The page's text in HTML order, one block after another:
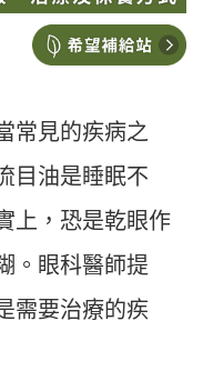
常見的疾病之
目油是睡眠不
上，恐是乾眼作
。眼科醫師提
需要治療的疾